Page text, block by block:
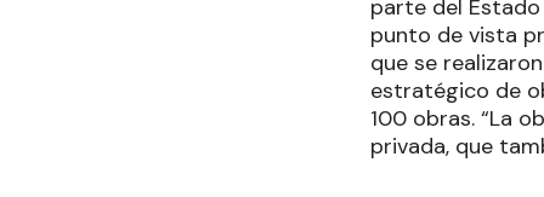
parte del
punto de vista
que se
estratégico de
100 obras. “La
privada, que